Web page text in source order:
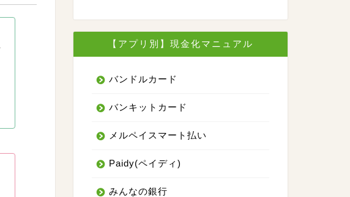
【アプリ別】現金化マニュアル
バンドルカード
バンキットカード
メルペイスマート払い
Paidy(ペイディ)
みんなの銀行